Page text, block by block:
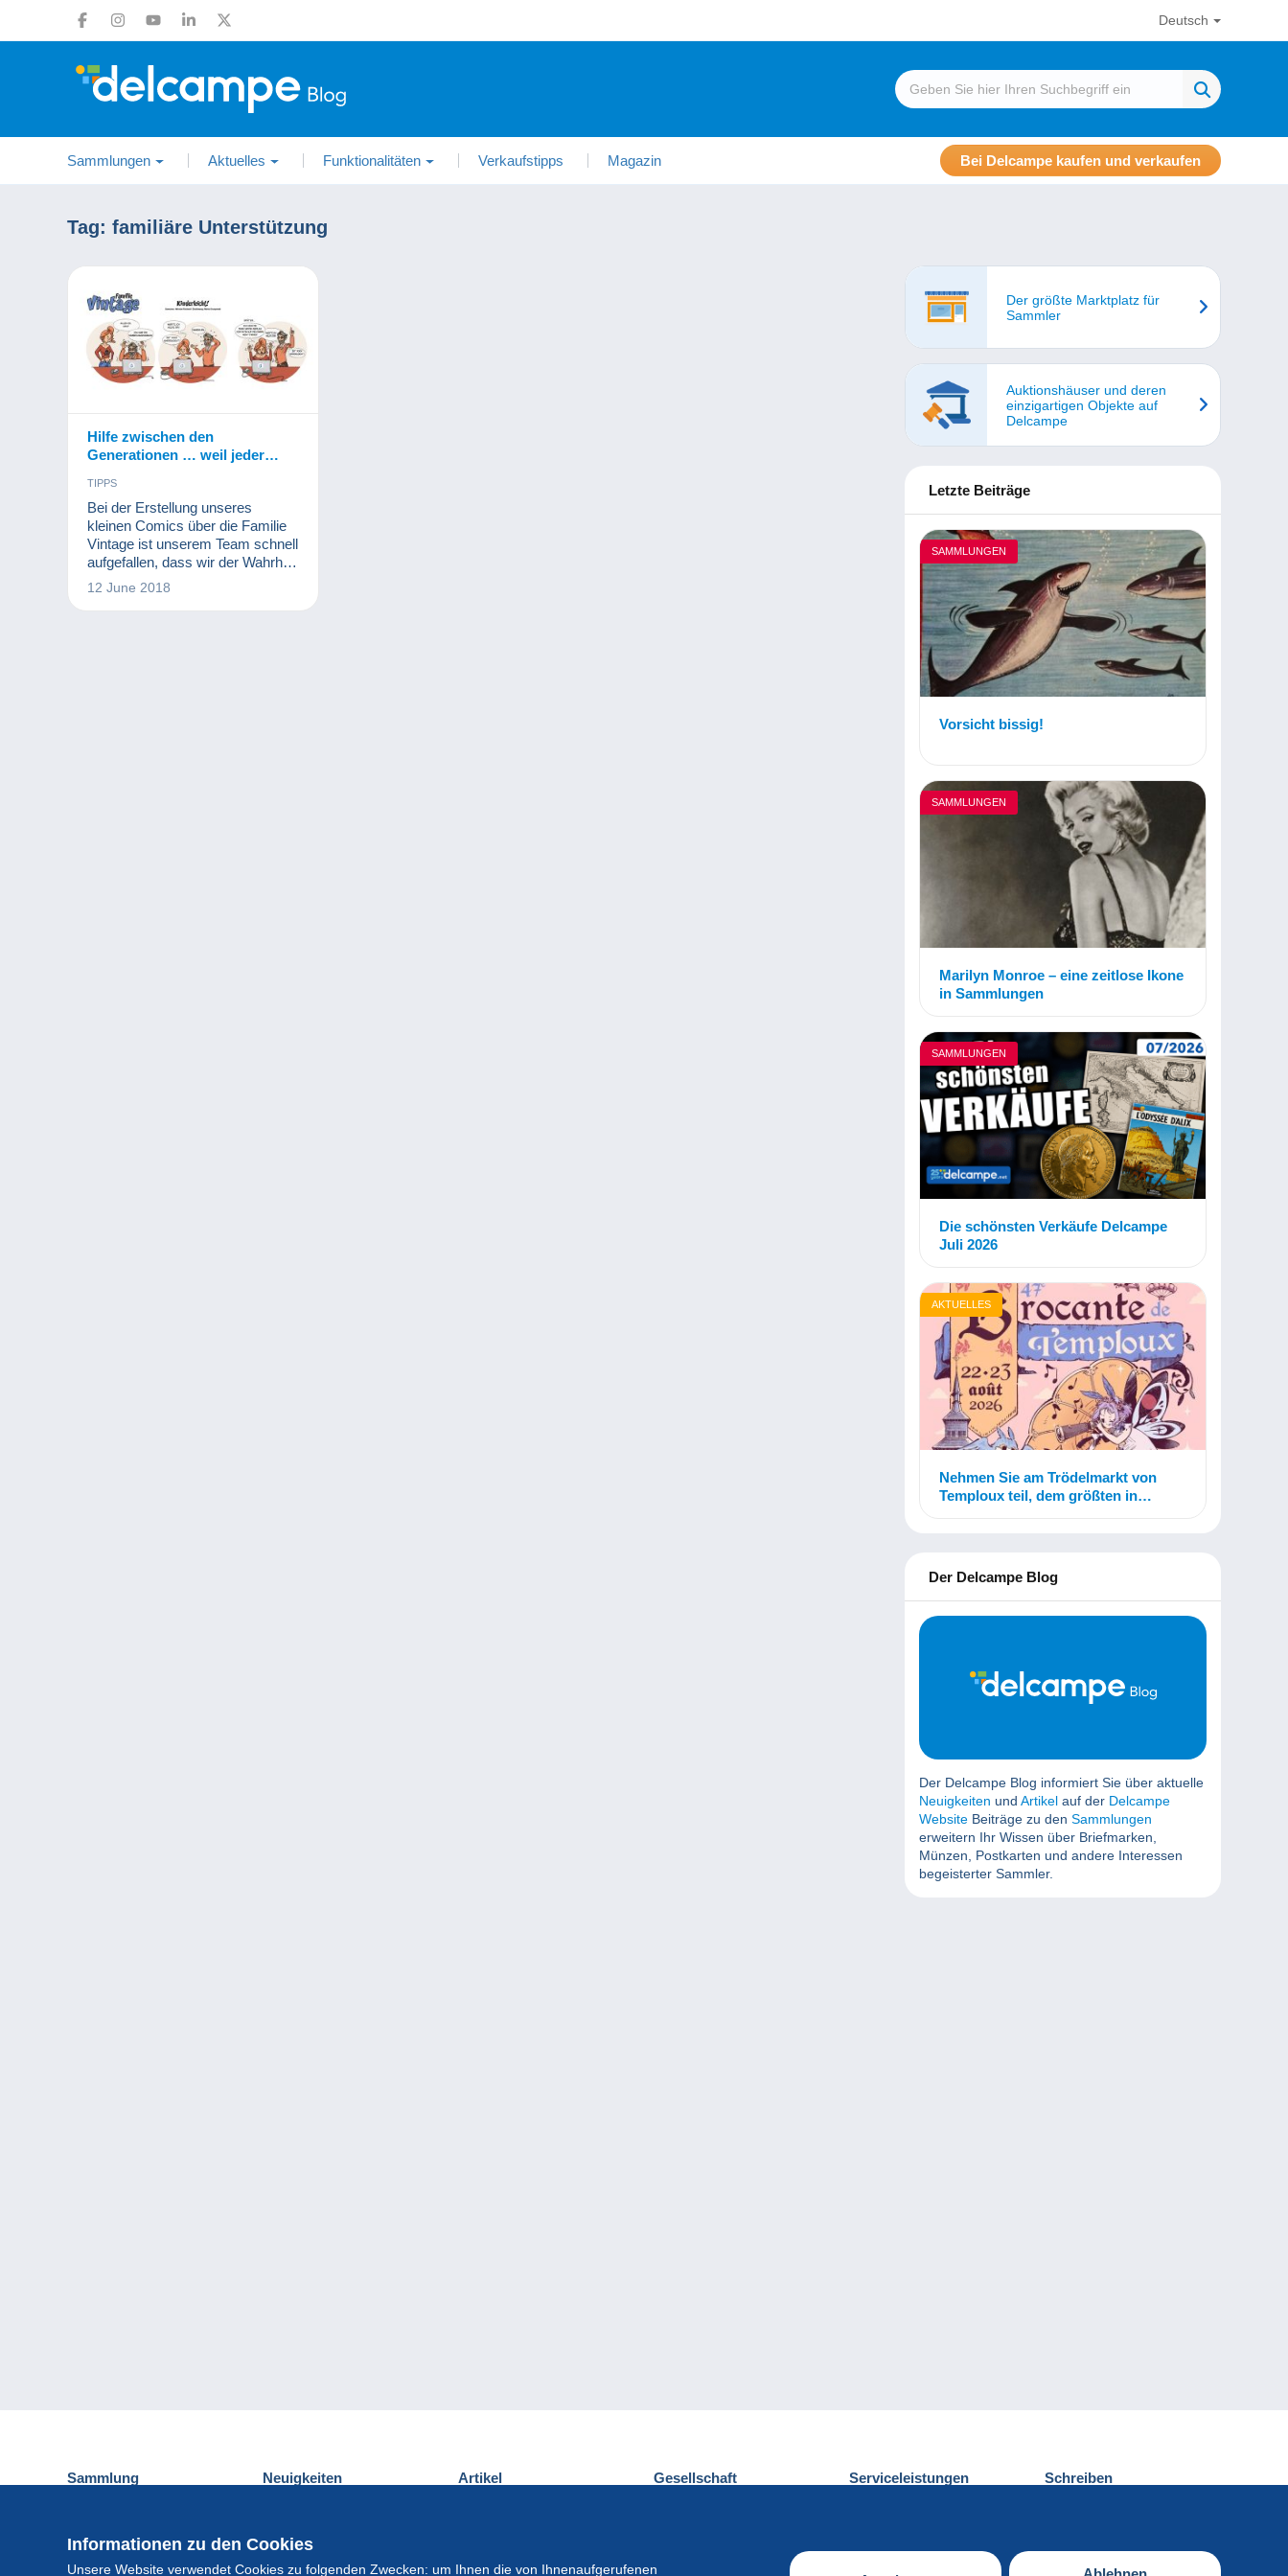
Deutsch
Sammlungen Aktuelles Funktionalitäten Verkaufstipps Magazin Bei Delcampe kaufen und verkaufen
Tag: familiäre Unterstützung
Hilfe zwischen den
Generationen … weil jeder
TIPPS
Bei der Erstellung unseres
kleinen Comics über die Familie
Vintage ist unserem Team schnell
aufgefallen, dass wir der Wahrheit
ziemlich nahestehen: Denn jede
12 June 2018
Der größte Marktplatz für
Sammler
Auktionshäuser und deren
einzigartigen Objekte auf
Delcampe
Letzte Beiträge
SAMMLUNGEN
Vorsicht bissig!
SAMMLUNGEN
Marilyn Monroe – eine zeitlose Ikone
in Sammlungen
SAMMLUNGEN
Die schönsten Verkäufe Delcampe
Juli 2026
AKTUELLES
Nehmen Sie am Trödelmarkt von
Temploux teil, dem größten in
Der Delcampe Blog
Der Delcampe Blog informiert Sie über aktuelle
Neuigkeiten und Artikel auf der Delcampe
Website Beiträge zu den Sammlungen
erweitern Ihr Wissen über Briefmarken,
Münzen, Postkarten und andere Interessen
begeisterter Sammler.
Informationen zu den Cookies
Unsere Website verwendet Cookies zu folgenden Zwecken: um Ihnen die von Ihnenaufgerufenen
Sammlung
Münzen und Banknoten
Neuigkeiten Artikel Gesellschaft Serviceleistungen Schreiben